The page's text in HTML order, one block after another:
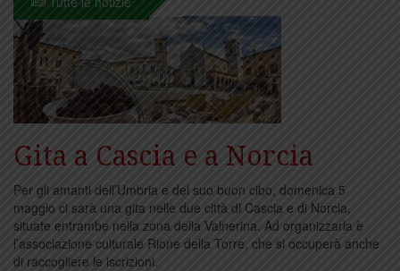
Gita a Cascia e a Norcia
Per gli amanti dell’Umbria e del suo buon cibo, domenica 5
maggio ci sarà una gita nelle due città di Cascia e di Norcia,
situate entrambe nella zona della Valnerina. Ad organizzarla è
l’associazione culturale Rione della Torre, che si occuperà anche
di raccogliere le iscrizioni.